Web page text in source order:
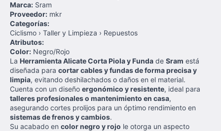
Marca: Sram
Proveedor: mkr
Categorías:
Ciclismo › Taller y Limpieza › Repuestos
Atributos:
Color: Negro/Rojo
La Herramienta Alicate Corta Piola y Funda de Sram está
diseñada para cortar cables y fundas de forma precisa y
limpia, evitando deshilachados o daños en el material.
Cuenta con un diseño ergonómico y resistente, ideal para
talleres profesionales o mantenimiento en casa,
asegurando cortes prolijos para un óptimo rendimiento en
sistemas de frenos y cambios.
Su acabado en color negro y rojo le otorga un aspecto